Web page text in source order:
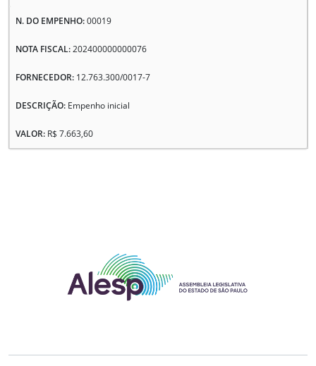
00019
202400000000076
12.763.300/0017-7
Empenho inicial
R$ 7.663,60